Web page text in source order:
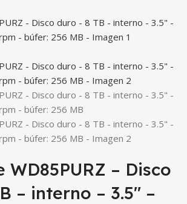
WD85PURZ – Disco
– interno – 3.5″ –